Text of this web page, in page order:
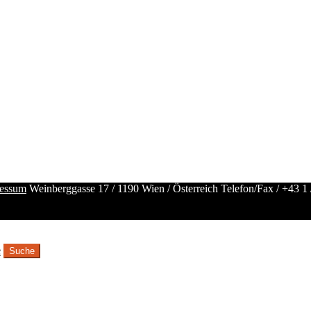
Weinberggasse 17 / 1190 Wien / Österreich Telefon/Fax /+43 1
Suche